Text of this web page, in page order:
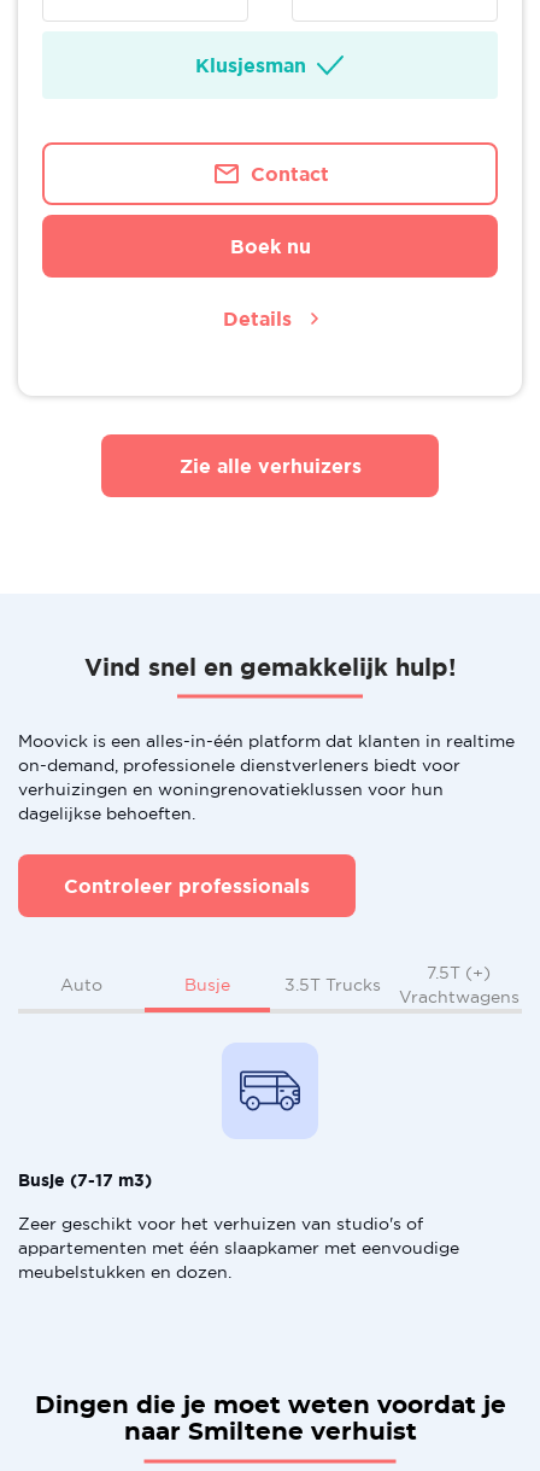
Klusjesman
Contact
Boek nu
Details
Zie alle verhuizers
Vind snel en gemakkelijk hulp!
Moovick is een alles-in-één platform dat klanten in realtime
on-demand, professionele dienstverleners biedt voor
verhuizingen en woningrenovatieklussen voor hun
dagelijkse behoeften.
Controleer professionals
Auto Busje 3.5T Trucks
7.5T (+)
Vrachtwagens
Busje (7-17 m3)
Zeer geschikt voor het verhuizen van studio's of
appartementen met één slaapkamer met eenvoudige
meubelstukken en dozen.
Dingen die je moet weten voordat je
naar Smiltene verhuist